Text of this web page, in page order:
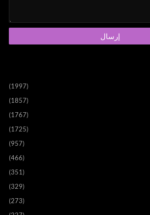
(1997)
(1857)
(1767)
(1725)
(957)
(466)
(351)
(329)
(273)